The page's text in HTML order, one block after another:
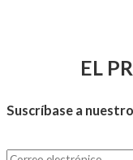
EL
Suscríbase a